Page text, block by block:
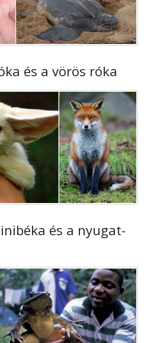
és a vörös róka
és a nyugat-